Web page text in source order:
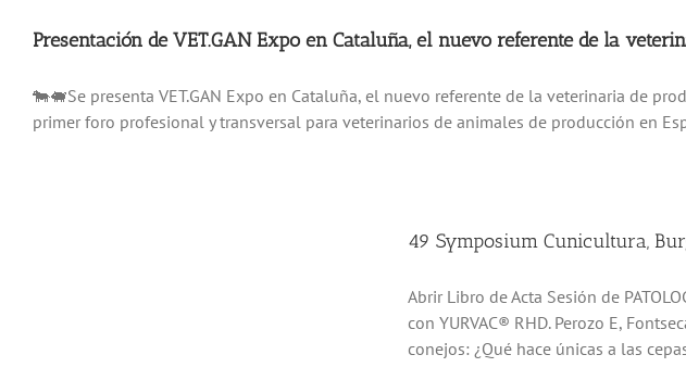
Presentación de VET.GAN Expo en Cataluña, el nuevo referente de la
🐄🐖Se presenta VET.GAN Expo en Cataluña, el nuevo referente de la veterinaria de
primer foro profesional y transversal para veterinarios de animales de producción en
49 Symposium Cunicultura,
Abrir Libro de Acta Sesión de
con YURVAC® RHD. Perozo E,
conejos: ¿Qué hace únicas a las